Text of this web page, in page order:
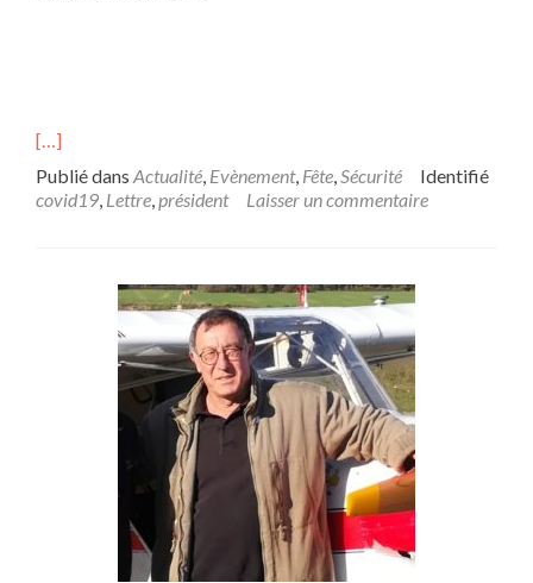
[…]
Publié dans Actualité, Evènement, Fête,Sécurité
Identifié
covid19, Lettre,président Laisser un commentaire